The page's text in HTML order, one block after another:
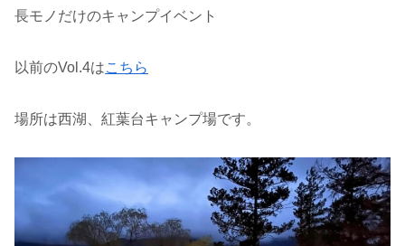
長モノだけのキャンプイベント
以前のVol.4はこちら
場所は西湖、紅葉台キャンプ場です。